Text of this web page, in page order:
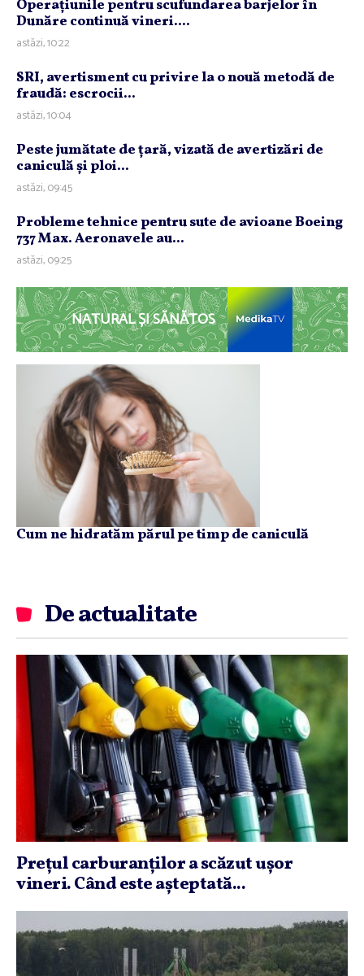
Operaţiunile pentru scufundarea barjelor în
Dunăre continuă vineri....
astăzi, 10:22
SRI, avertisment cu privire la o nouă metodă de
fraudă: escrocii...
astăzi, 10:04
Peste jumătate de ţară, vizată de avertizări de
caniculă şi ploi...
astăzi, 09:45
Probleme tehnice pentru sute de avioane Boeing
737 Max. Aeronavele au...
astăzi, 09:25
NATURAL ȘI SĂNĂTOS
Cum ne hidratăm părul pe timp de caniculă
De actualitate
Preţul carburanţilor a scăzut uşor
vineri. Când este aşteptată...